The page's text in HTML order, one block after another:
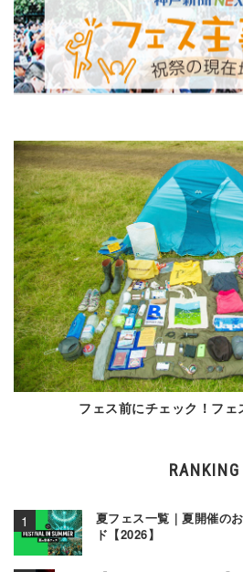
フェス前にチェック！フェ
RANKING
夏フェス一覧｜夏開催の
ド【2026】